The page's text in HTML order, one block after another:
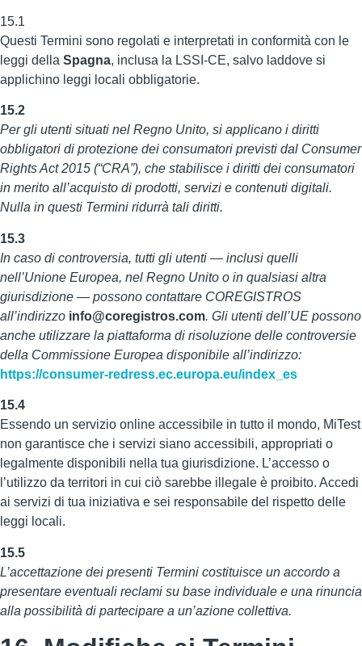
15.1
Questi Termini sono regolati e interpretati in conformità con le
leggi della Spagna, inclusa la LSSI-CE, salvo laddove si
applichino leggi locali obbligatorie.
15.2
Per gli utenti situati nel Regno Unito, si applicano i diritti
obbligatori di protezione dei consumatori previsti dal Consumer
Rights Act 2015 (“CRA”), che stabilisce i diritti dei consumatori
in merito all’acquisto di prodotti, servizi e contenuti digitali.
Nulla in questi Termini ridurrà tali diritti.
15.3
In caso di controversia, tutti gli utenti — inclusi quelli
nell’Unione Europea, nel Regno Unito o in qualsiasi altra
giurisdizione — possono contattare COREGISTROS
all’indirizzo info@coregistros.com. Gli utenti dell’UE possono
anche utilizzare la piattaforma di risoluzione delle controversie
della Commissione Europea disponibile all’indirizzo:
https://consumer-redress.ec.europa.eu/index_es
15.4
Essendo un servizio online accessibile in tutto il mondo, MiTest
non garantisce che i servizi siano accessibili, appropriati o
legalmente disponibili nella tua giurisdizione. L’accesso o
l’utilizzo da territori in cui ciò sarebbe illegale è proibito. Accedi
ai servizi di tua iniziativa e sei responsabile del rispetto delle
leggi locali.
15.5
L’accettazione dei presenti Termini costituisce un accordo a
presentare eventuali reclami su base individuale e una rinuncia
alla possibilità di partecipare a un’azione collettiva.